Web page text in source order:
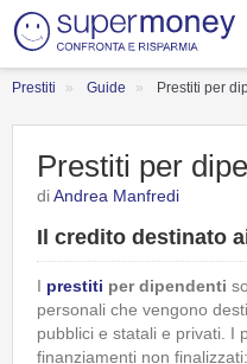
Prestiti Guide Prestiti per
Prestiti per
diAndrea Manfredi
Il credito destinato
I prestiti per dipendenti
personali che vengono
pubblici e statali e privati. I
finanziamenti non